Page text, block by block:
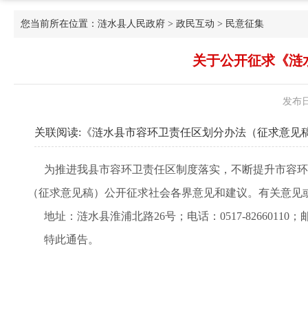
您当前所在位置： 涟水县人民政府 > 政民互动 > 民意征集
关于公开征求《
发布
关联阅读: 《涟水县市容环卫责任区划分办法（征求意见
为推进我县市容环卫责任区制度落实，不断提升市容
（征求意见稿）公开征求社会各界意见和建议。有关意
地址：涟水县淮浦北路26号；电话：0517-82660110；
特此通告。